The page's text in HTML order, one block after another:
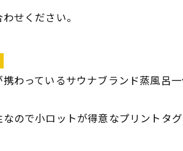
せください。
わっているサウナブランド蒸風呂一
ので小ロットが得意なプリントタグ